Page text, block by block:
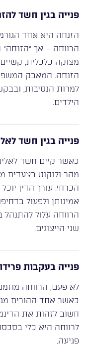
פנייה בגין חשד
הזנחה היא אחד
הרווחה – אך “הזנחה”
מצוקה כלכלית,
הזנחה. המאבק
למרות הנסיבות,
הילדים.
פנייה בגין חשד
כאשר קיים חשד
מהר ולנקוט בצעדים
הכרחי. עורך הדין
אמינותן ולפעול
הרווחה עלול להתנהל
שני הייצוגים.
פנייה בעקבות
לא פעם, הרווחה
כאשר אחד ההורים
חשוב לזהות את
לרווחה היא כלי
פגיעה.